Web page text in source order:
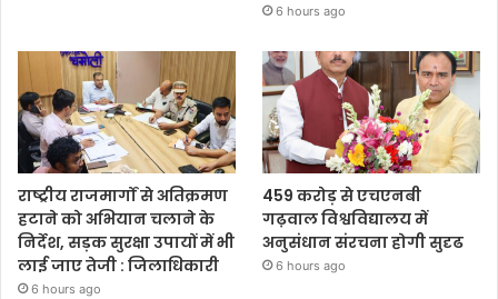
6 hours ago
राष्ट्रीय राजमार्गों से अतिक्रमण
हटाने को अभियान चलाने के
निर्देश, सड़क सुरक्षा उपायों में भी
लाई जाए तेजी : जिलाधिकारी
6 hours ago
459 करोड़ से एचएनबी
गढ़वाल विश्वविद्यालय में
अनुसंधान संरचना होगी सुदृढ
6 hours ago